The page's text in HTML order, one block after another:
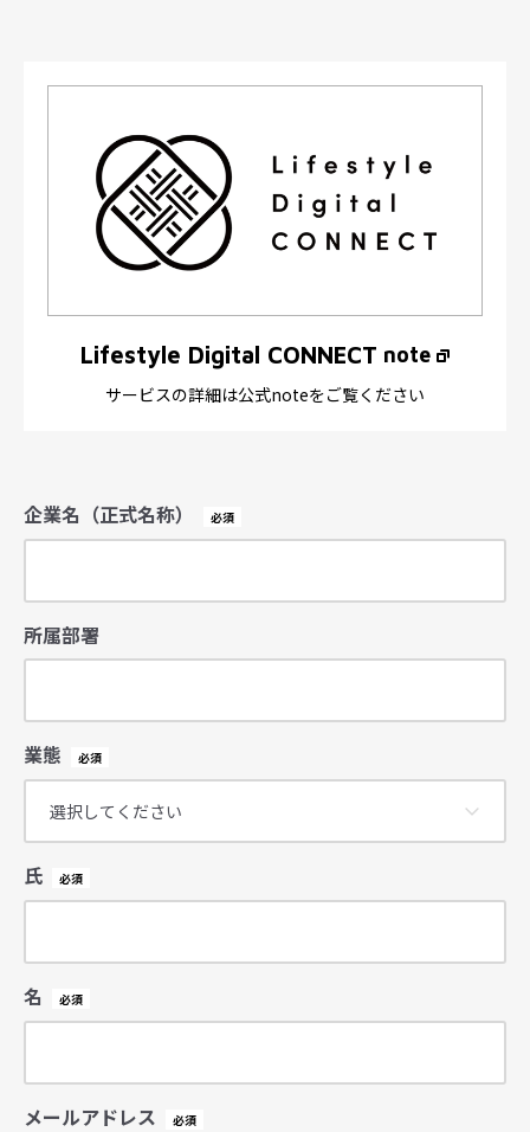
Lifestyle Digital CONNECT note
サービスの詳細は公式noteをご覧ください
企業名（正式名称）
所属部署
業態
氏
名
メールアドレス